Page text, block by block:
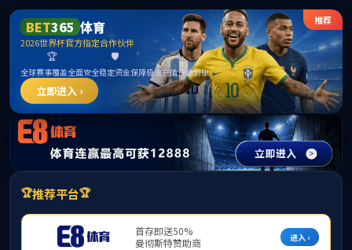
中国·太阳
个人业务 公司业务 电子银行业务 金融